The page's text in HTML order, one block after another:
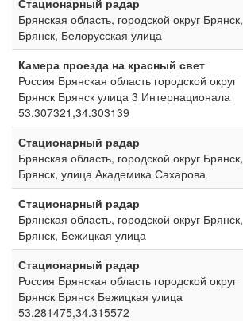
Стационарный радар
Брянская область, городской округ Брянск,
Брянск, Белорусская улица
Камера проезда на красный свет
Россия Брянская область городской округ
Брянск Брянск улица 3 Интернационала
53.307321,34.303139
Стационарный радар
Брянская область, городской округ Брянск,
Брянск, улица Академика Сахарова
Стационарный радар
Брянская область, городской округ Брянск,
Брянск, Бежицкая улица
Стационарный радар
Россия Брянская область городской округ
Брянск Брянск Бежицкая улица
53.281475,34.315572